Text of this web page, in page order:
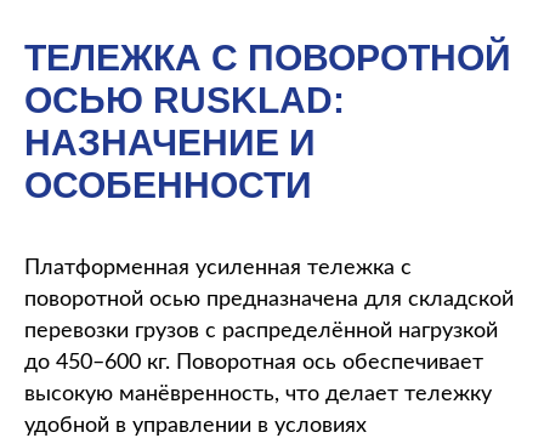
ТЕЛЕЖКА С ПОВОРОТНОЙ
ОСЬЮ RUSKLAD:
НАЗНАЧЕНИЕ И
ОСОБЕННОСТИ
Платформенная усиленная тележка с
поворотной осью предназначена для складской
перевозки грузов с распределённой нагрузкой
до 450–600 кг. Поворотная ось обеспечивает
высокую манёвренность, что делает тележку
удобной в управлении в условиях